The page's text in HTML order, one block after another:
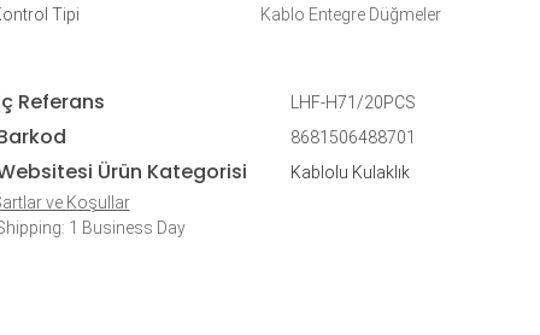
Tipi Kablo Entegre Düğmeler
Referans LHF-H71/20PCS
8681506488701
Ürün Kategorisi
Kablolu Kulaklık
ve Koşullar
1 Business Day